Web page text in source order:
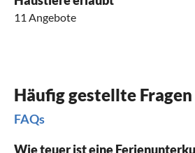
11 Angebote
Häufig gestellte Fragen
FAQs
Wie teuer ist eine